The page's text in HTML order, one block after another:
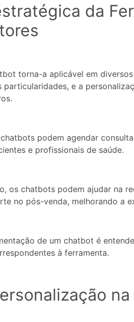
da
torna-a aplicável em
particularidades, e a
podem agendar
e profissionais de saúde.
os chatbots podem ajudar na
no pós-venda, melhorando a
de um chatbot é
à ferramenta.